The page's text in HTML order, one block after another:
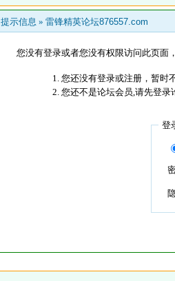
提示信息 » 雷锋精英论坛876557.com
您没有登录或者您没有权限访问此页面
您还没有登录或注册，暂时
您还不是论坛会员,请先登录
登